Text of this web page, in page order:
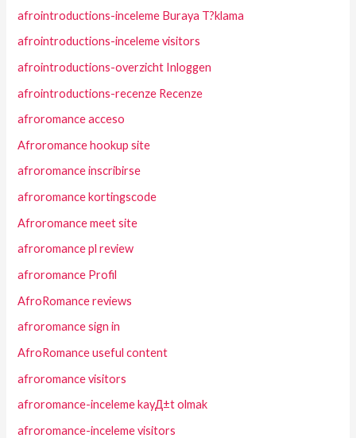
afrointroductions-inceleme Buraya T?klama
afrointroductions-inceleme visitors
afrointroductions-overzicht Inloggen
afrointroductions-recenze Recenze
afroromance acceso
Afroromance hookup site
afroromance inscribirse
afroromance kortingscode
Afroromance meet site
afroromance pl review
afroromance Profil
AfroRomance reviews
afroromance sign in
AfroRomance useful content
afroromance visitors
afroromance-inceleme kayД±t olmak
afroromance-inceleme visitors